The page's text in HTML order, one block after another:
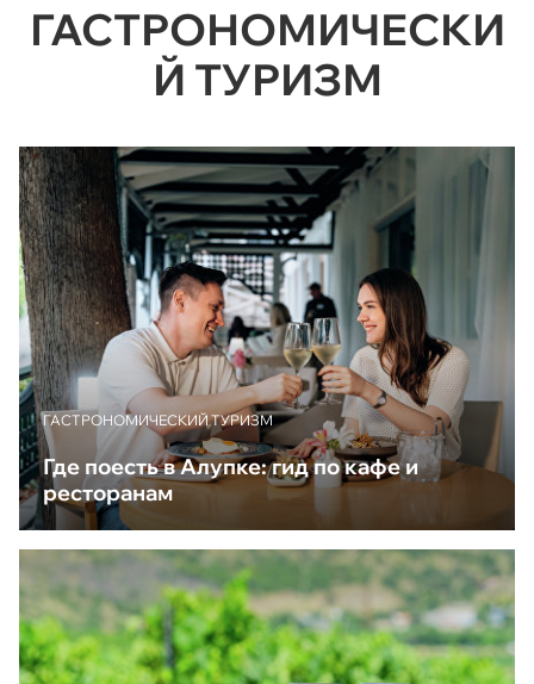
ГАСТРОНОМИЧЕСКИ
Й ТУРИЗМ
ГАСТРОНОМИЧЕСКИЙ ТУРИЗМ
Где поесть в Алупке: гид по кафе и
ресторанам